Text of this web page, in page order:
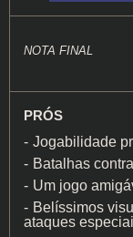
NOTA FINAL
PRÓS
Jogabilidade
Batalhas
Um jogo
Belíssimos
ataques